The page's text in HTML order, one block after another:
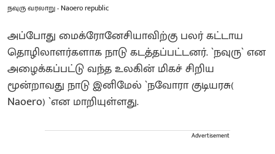
நவுரு வரலாறு - Naoero republic
அப்போது மைக்ரோனேசியாவிற்கு பலர் கட்டாய
தொழிலாளர்களாக நாடு கடத்தப்பட்டனர். `நவுரு` என
அழைக்கப்பட்டு வந்த உலகின் மிகச் சிறிய
மூன்றாவது நாடு இனிமேல் `நவோரா குடியரசு(
Naoero) `என மாறியுள்ளது.
Advertisement